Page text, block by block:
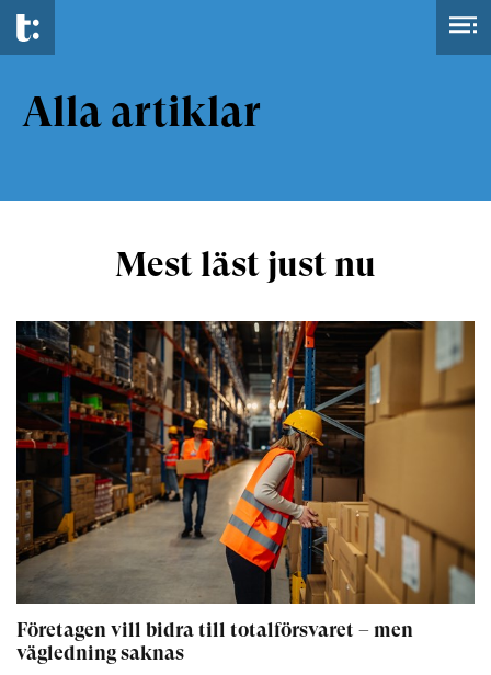
Alla artiklar
Mest läst just nu
Företagen vill bidra till totalförsvaret – men
vägledning saknas